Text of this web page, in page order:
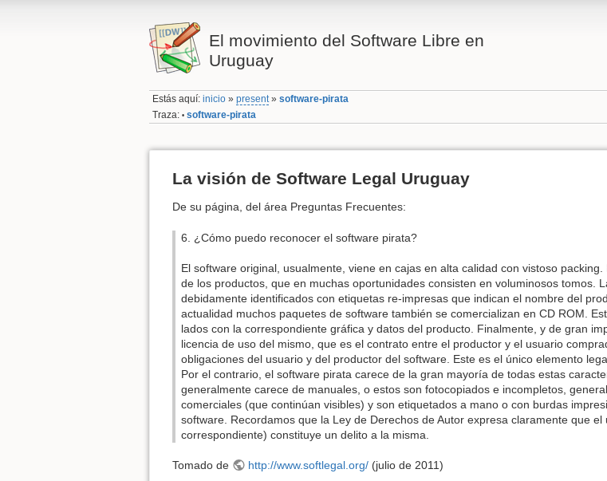
El movimiento del Software Libre en
Uruguay
Estás aquí:inicio »present»software-pirata
Traza: • software-pirata
La visión de Software Legal Uruguay
De su página, del área Preguntas Frecuentes:
6. ¿Cómo puedo reconocer el software pirata?
El software original, usualmente, viene en cajas en alta calidad con vistoso
de los productos, que en muchas oportunidades consisten en voluminosos tomos.
debidamente identificados con etiquetas re-impresas que indican el nombre del
actualidad muchos paquetes de software también se comercializan en CD ROM.
lados con la correspondiente gráfica y datos del producto. Finalmente, y de gran
licencia de uso del mismo, que es el contrato entre el productor y el usuario
obligaciones del usuario y del productor del software. Este es el único elemento
Por el contrario, el software pirata carece de la gran mayoría de todas estas
generalmente carece de manuales, o estos son fotocopiados e incompletos,
comerciales (que continúan visibles) y son etiquetados a mano o con burdas
software. Recordamos que la Ley de Derechos de Autor expresa claramente que
correspondiente) constituye un delito a la misma.
Tomado de http://www.softlegal.org/(julio de 2011)